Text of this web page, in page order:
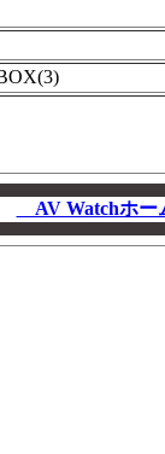
AV Watchホ